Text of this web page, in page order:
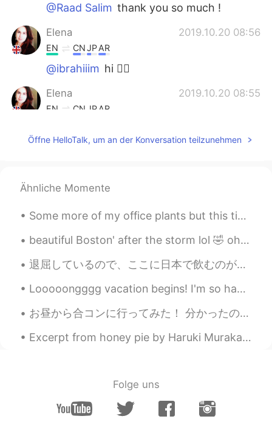
@Raad Salim thank you so much !
Elena 2019.10.20 08:56
EN CNJPAR
@ibrahiiim hi 🙋‍♀️
Elena 2019.10.20 08:55
EN CN JP AR
@Mohammed
swalqa 2019.10.20 08:07
AR EN
Good morning
Pauline_xiaolian 2019.10.20 07:58
EN
Öffne HelloTalk, um an der Konversation teilzunehmen
Ähnliche Momente
Some more of my office plants but this time the ones on my desk 😂. They are really simple and gro...
beautiful Boston' after the storm lol 🤣 oh and I found a squirrel just call me Father nature wh...
退屈しているので、ここに日本で飲むのが好きな場所がいくつかあります 🤔🍺 HUB - もちろん 😂 東京のパークハイアットにあるニューヨークバー ゴールデン街のバーアラク 大阪のこなもん...
Looooongggg vacation begins! I'm so happy that I could finally can sleep all day long and don't h...
お昼から合コンに行ってみた！ 分かったのは私が好きな子って 合コンに行かないんだろうな。 どこで出会えるかな。 きっと理想高過ぎだな 外見で判断したらあかんと言われるけど 入った瞬間に終わった...
Excerpt from honey pie by Haruki Murakami. Translated by Jay Rubin. He thought about his early ...
Folge uns